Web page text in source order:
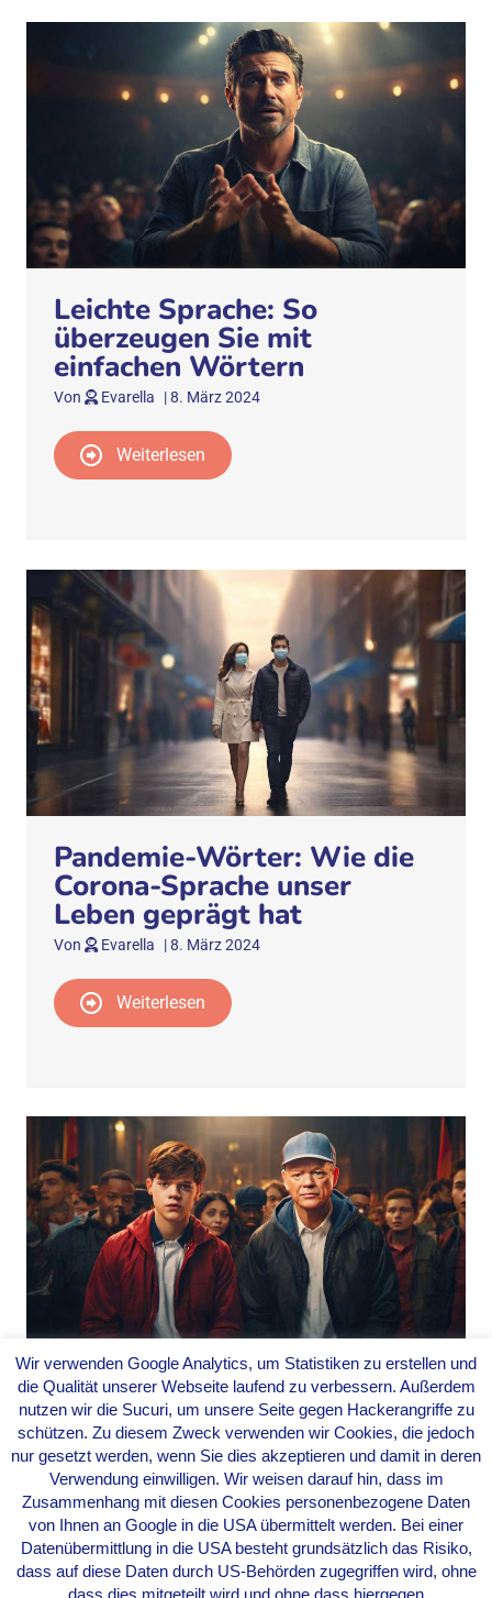
Leichte Sprache: So
überzeugen Sie mit
einfachen Wörtern
Von Evarella |8. März 2024
Weiterlesen
Pandemie-Wörter: Wie die
Corona-Sprache unser
Leben geprägt hat
Von Evarella |8. März 2024
Weiterlesen
Echt, Alter! Olaf Scholz und
seine fragwürdige
Jugendsprache
Evarella 9. März 2024
Weiterlesen
Wir verwenden Google Analytics, um Statistiken zu erstellen und
die Qualität unserer Webseite laufend zu verbessern. Außerdem
nutzen wir die Sucuri, um unsere Seite gegen Hackerangriffe zu
schützen. Zu diesem Zweck verwenden wir Cookies, die jedoch
nur gesetzt werden, wenn Sie dies akzeptieren und damit in deren
Verwendung einwilligen. Wir weisen darauf hin, dass im
Zusammenhang mit diesen Cookies personenbezogene Daten
von Ihnen an Google in die USA übermittelt werden. Bei einer
Datenübermittlung in die USA besteht grundsätzlich das Risiko,
dass auf diese Daten durch US-Behörden zugegriffen wird, ohne